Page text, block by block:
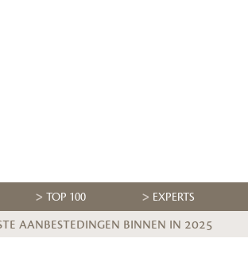
TOP 100 EXPERTS
aanbestedingen binnen in 2025